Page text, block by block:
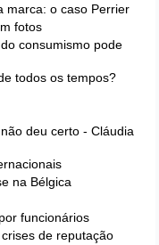
marca: o caso Perrier
fotos
consumismo pode
todos os tempos?
deu certo - Cláudia
na Bélgica
funcionários
de reputação